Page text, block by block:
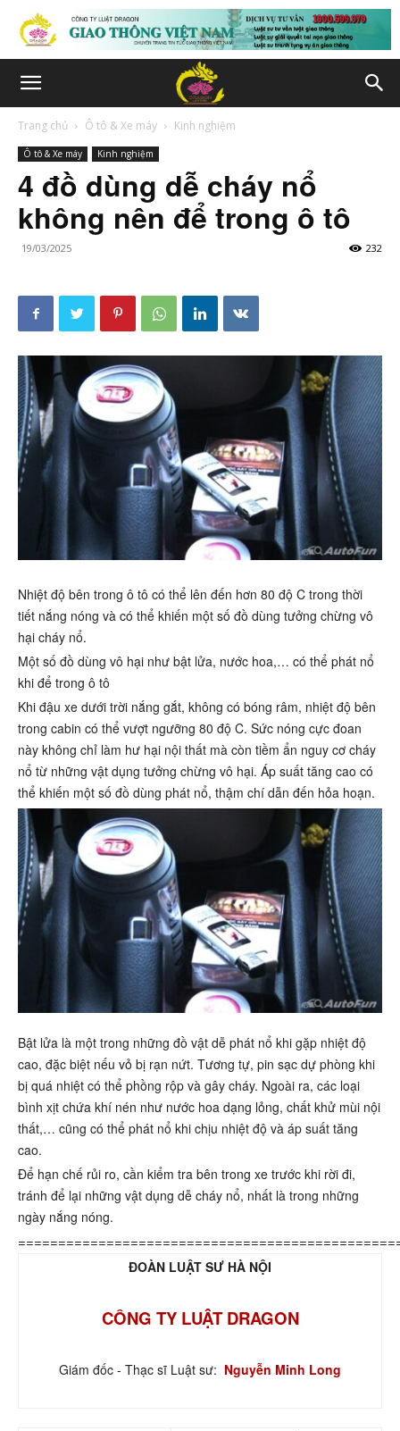
Trang chủ Ô tô & Xe máy Kinh nghiệm
Ô tô & Xe máy Kinh nghiệm
4 đồ dùng dễ cháy nổ
không nên để trong ô tô
19/03/2025 232
Nhiệt độ bên trong ô tô có thể lên đến hơn 80 độ C trong thời
tiết nắng nóng và có thể khiến một số đồ dùng tưởng chừng vô
hại cháy nổ.
Một số đồ dùng vô hại như bật lửa, nước hoa,… có thể phát nổ
khi để trong ô tô
Khi đậu xe dưới trời nắng gắt, không có bóng râm, nhiệt độ bên
trong cabin có thể vượt ngưỡng 80 độ C. Sức nóng cực đoan
này không chỉ làm hư hại nội thất mà còn tiềm ẩn nguy cơ cháy
nổ từ những vật dụng tưởng chừng vô hại. Áp suất tăng cao có
thể khiến một số đồ dùng phát nổ, thậm chí dẫn đến hỏa hoạn.
Bật lửa là một trong những đồ vật dễ phát nổ khi gặp nhiệt độ
cao, đặc biệt nếu vỏ bị rạn nứt. Tương tự, pin sạc dự phòng khi
bị quá nhiệt có thể phồng rộp và gây cháy. Ngoài ra, các loại
bình xịt chứa khí nén như nước hoa dạng lỏng, chất khử mùi nội
thất,… cũng có thể phát nổ khi chịu nhiệt độ và áp suất tăng
cao.
Để hạn chế rủi ro, cần kiểm tra bên trong xe trước khi rời đi,
tránh để lại những vật dụng dễ cháy nổ, nhất là trong những
ngày nắng nóng.
ĐOÀN LUẬT SƯ HÀ NỘI
CÔNG TY LUẬT DRAGON
Giám đốc - Thạc sĩ Luật sư: Nguyễn Minh Long